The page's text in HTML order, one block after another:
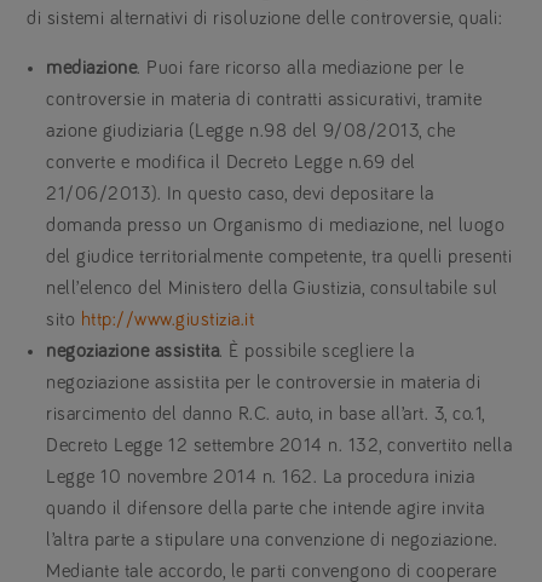
di sistemi alternativi di risoluzione delle controversie, quali:
mediazione. Puoi fare ricorso alla mediazione per le
controversie in materia di contratti assicurativi, tramite
azione giudiziaria (Legge n.98 del 9/08/2013, che
converte e modifica il Decreto Legge n.69 del
21/06/2013). In questo caso, devi depositare la
domanda presso un Organismo di mediazione, nel luogo
del giudice territorialmente competente, tra quelli presenti
nell’elenco del Ministero della Giustizia, consultabile sul
sito http://www.giustizia.it
negoziazione assistita. È possibile scegliere la
negoziazione assistita per le controversie in materia di
risarcimento del danno R.C. auto, in base all’art. 3, co.1,
Decreto Legge 12 settembre 2014 n. 132, convertito nella
Legge 10 novembre 2014 n. 162. La procedura inizia
quando il difensore della parte che intende agire invita
l’altra parte a stipulare una convenzione di negoziazione.
Mediante tale accordo, le parti convengono di cooperare